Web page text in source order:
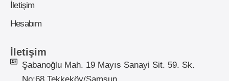
İletişim
Hesabım
İletişim
Şabanoğlu Mah. 19 Mayıs Sanayi Sit. 59. Sk.